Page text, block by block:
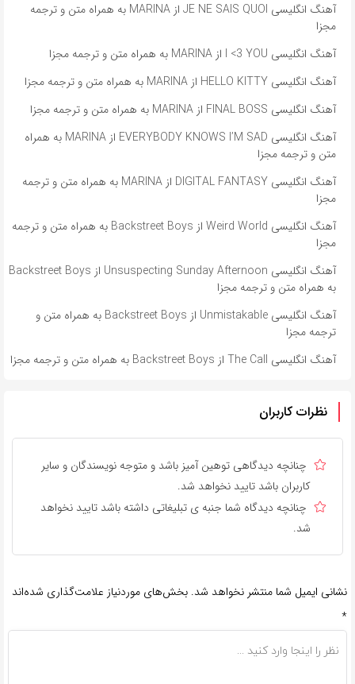
آهنگ انگلیسی JE NE SAIS QUOI از MARINA به همراه متن و ترجمه
مجزا
آهنگ انگلیسی I <3 YOU از MARINA به همراه متن و ترجمه مجزا
آهنگ انگلیسی HELLO KITTY از MARINA به همراه متن و ترجمه مجزا
آهنگ انگلیسی FINAL BOSS از MARINA به همراه متن و ترجمه مجزا
آهنگ انگلیسی EVERYBODY KNOWS I’M SAD از MARINA به همراه
متن و ترجمه مجزا
آهنگ انگلیسی DIGITAL FANTASY از MARINA به همراه متن و ترجمه
مجزا
آهنگ انگلیسی Weird World از Backstreet Boys به همراه متن و ترجمه
مجزا
آهنگ انگلیسی Unsuspecting Sunday Afternoon از Backstreet Boys
به همراه متن و ترجمه مجزا
آهنگ انگلیسی Unmistakable از Backstreet Boys به همراه متن و
ترجمه مجزا
آهنگ انگلیسی The Call از Backstreet Boys به همراه متن و ترجمه مجزا
نظرات کاربران
چنانچه دیدگاهی توهین آمیز باشد و متوجه نویسندگان و سایر
کاربران باشد تایید نخواهد شد.
چنانچه دیدگاه شما جنبه ی تبلیغاتی داشته باشد تایید نخواهد
شد.
نشانی ایمیل شما منتشر نخواهد شد. بخش‌های موردنیاز علامت‌گذاری شده‌اند
*